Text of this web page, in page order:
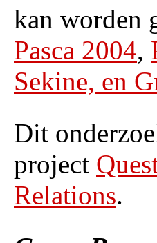
kan worden
Pasca 2004,
Sekine, en
Dit
project
Relations.